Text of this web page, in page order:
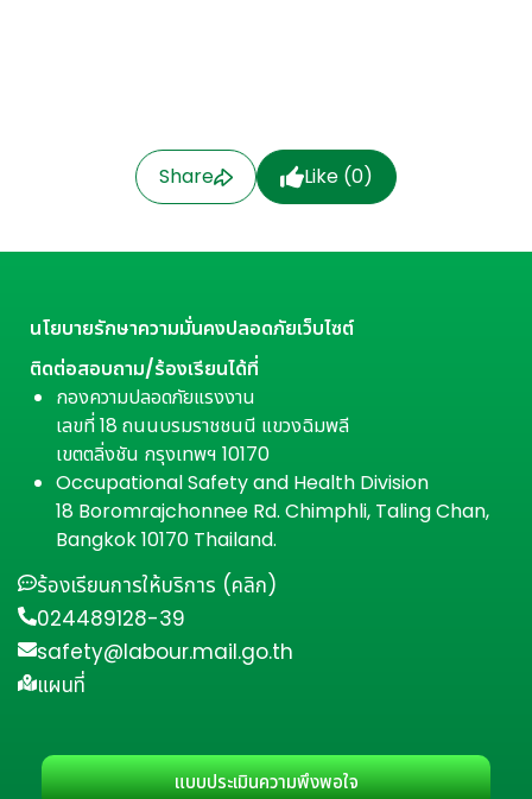
Share Like (0)
นโยบายรักษาความมั่นคงปลอดภัยเว็บไซต์
ติดต่อสอบถาม/ร้องเรียนได้ที่
กองความปลอดภัยแรงงาน
เลขที่ 18 ถนนบรมราชชนนี แขวงฉิมพลี
เขตตลิ่งชัน กรุงเทพฯ 10170
Occupational Safety and Health Division
18 Boromrajchonnee Rd. Chimphli, Taling Chan,
Bangkok 10170 Thailand.
ร้องเรียนการให้บริการ (คลิก)
024489128-39
safety@labour.mail.go.th
แผนที่
แบบประเมินความพึงพอใจ